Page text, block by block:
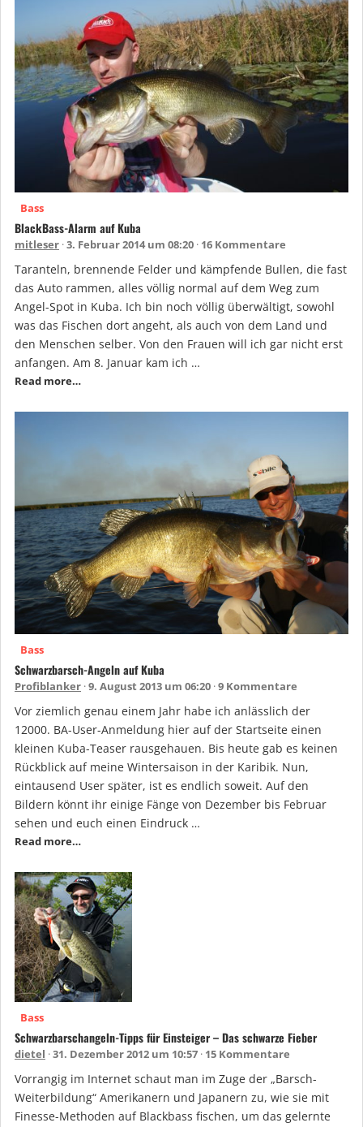
Bass
BlackBass-Alarm auf Kuba
mitleser 3. Februar 2014 um 08:20 16 Kommentare
Taranteln, brennende Felder und kämpfende Bullen, die fast
das Auto rammen, alles völlig normal auf dem Weg zum
Angel-Spot in Kuba. Ich bin noch völlig überwältigt, sowohl
was das Fischen dort angeht, als auch von dem Land und
den Menschen selber. Von den Frauen will ich gar nicht erst
anfangen. Am 8. Januar kam ich …
Read more…
Bass
Schwarzbarsch-Angeln auf Kuba
Profiblanker 9. August 2013 um 06:20 9 Kommentare
Vor ziemlich genau einem Jahr habe ich anlässlich der
12000. BA-User-Anmeldung hier auf der Startseite einen
kleinen Kuba-Teaser rausgehauen. Bis heute gab es keinen
Rückblick auf meine Wintersaison in der Karibik. Nun,
eintausend User später, ist es endlich soweit. Auf den
Bildern könnt ihr einige Fänge von Dezember bis Februar
sehen und euch einen Eindruck …
Read more…
Bass
Schwarzbarschangeln-Tipps für Einsteiger – Das schwarze Fieber
dietel 31. Dezember 2012 um 10:57 15 Kommentare
Vorrangig im Internet schaut man im Zuge der „Barsch-
Weiterbildung“ Amerikanern und Japanern zu, wie sie mit
Finesse-Methoden auf Blackbass fischen, um das gelernte